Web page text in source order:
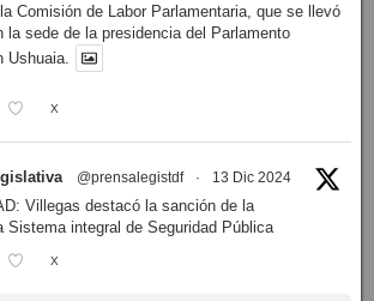
Comisión de Labor Parlamentaria, que se llevó
la sede de la presidencia del Parlamento
Ushuaia.
X
@prensalegistdf · 13 Dic 2024
Villegas destacó la sanción de la
Sistema integral de Seguridad Pública
X